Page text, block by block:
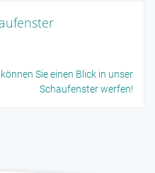
Sie einen Blick in unser
Schaufenster werfen!